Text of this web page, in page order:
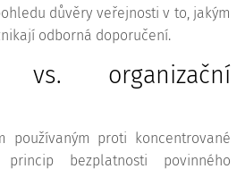
důvěry veřejnosti v to, jakým
odborná doporučení.
vs. organizační
používaným proti koncentrované
bezplatnosti povinného